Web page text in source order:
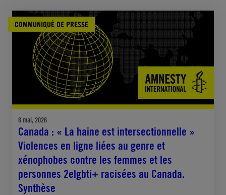
COMMUNIQUÉ DE PRESSE
6 mai, 2026
Canada : « La haine est intersectionnelle »
Violences en ligne liées au genre et
xénophobes contre les femmes et les
personnes 2elgbti+ racisées au Canada.
Synthèse